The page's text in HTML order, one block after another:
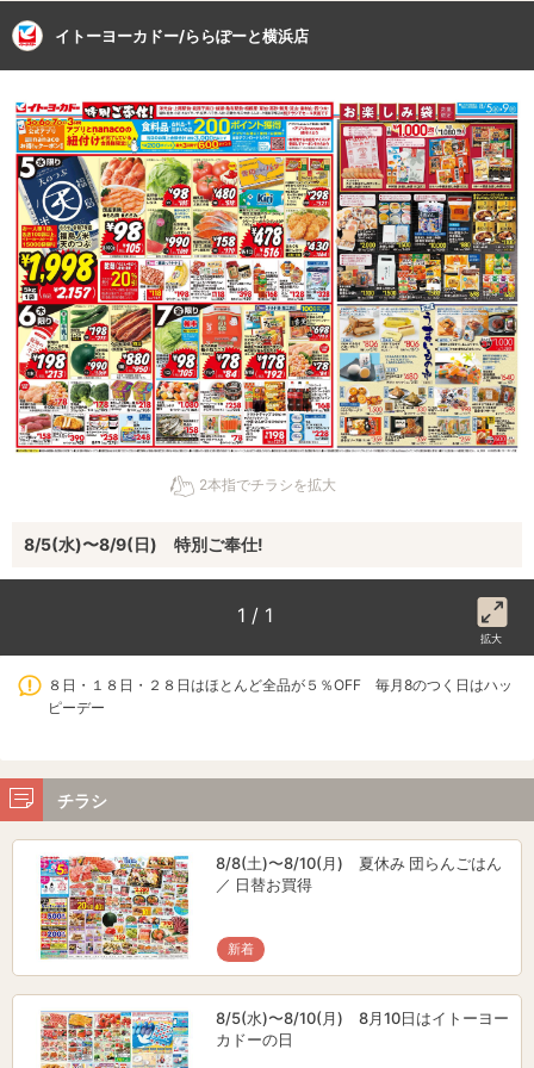
イトーヨーカドー/ららぽーと横浜店
2本指でチラシを拡大
8/5(水)〜8/9(日) 特別ご奉仕!
1 / 1
拡大
８日・１８日・２８日はほとんど全品が５％OFF 毎月8のつく日はハッ
ピーデー
チラシ
8/8(土)〜8/10(月) 夏休み 団らんごはん
／ 日替お買得
新着
8/5(水)〜8/10(月) 8月10日はイトーヨー
カドーの日